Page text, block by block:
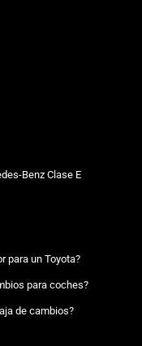
Benz Clase E
para un Toyota?
para coches?
de cambios?